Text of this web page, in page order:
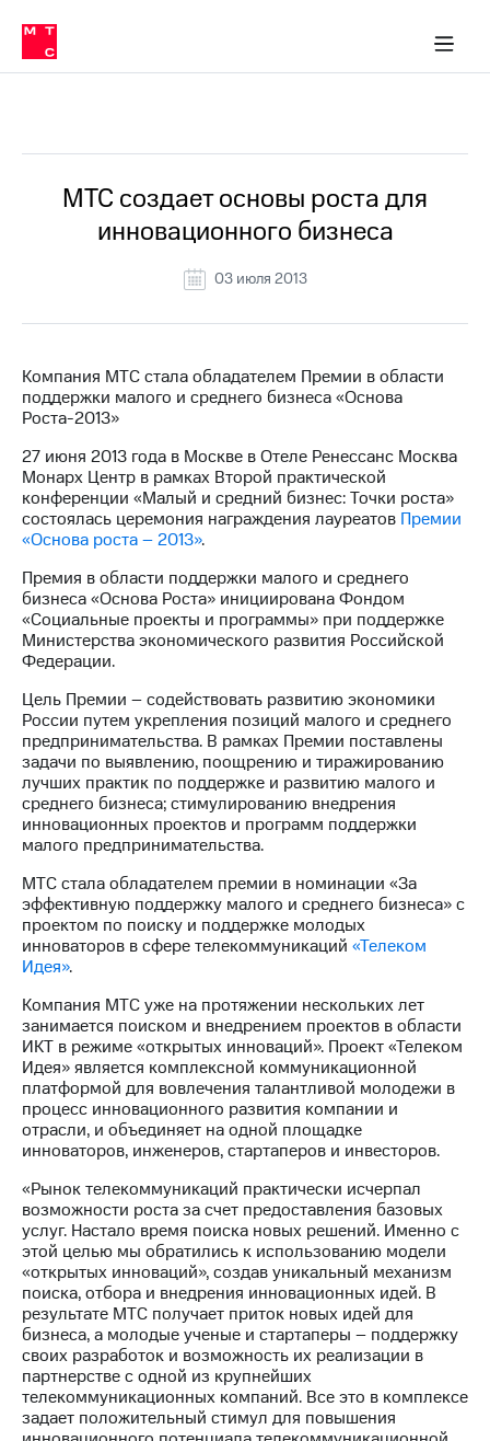
Медиа-центр
и акционерам
Устойчивое развитие
Комплаенс и деловая этика
компании
Карьера
История
компании
Руководство
Контакты
Пресс-
релизы
МТС
о технологиях
Достижения
Интервью
Финансовая
отчетность
Контакты
Пригласить
спикера
и акционерам
Корпоративное
управление
Корпоративный
секретарь
Информация
акционерам
Документы
ПАО
"МТС"
Собрания
акционеров
Личный
акционера
Акционерный
капитал
Контроль
и
аудит
Рынок
акций
Описание
Программа
приобретения
в МТС
Пресс-
релизы
о технологиях
МТС создает основы роста для
инновационного бизнеса
03 июля 2013
Компания МТС стала обладателем Премии в области
поддержки малого и среднего бизнеса «Основа
Роста-2013»
27 июня 2013 года в Москве в Отеле Ренессанс Москва
Монарх Центр в рамках Второй практической
конференции «Малый и средний бизнес: Точки роста»
состоялась церемония награждения лауреатов Премии
«Основа роста – 2013».
Премия в области поддержки малого и среднего
бизнеса «Основа Роста» инициирована Фондом
«Социальные проекты и программы» при поддержке
Министерства экономического развития Российской
Федерации.
Цель Премии – содействовать развитию экономики
России путем укрепления позиций малого и среднего
предпринимательства. В рамках Премии поставлены
задачи по выявлению, поощрению и тиражированию
лучших практик по поддержке и развитию малого и
среднего бизнеса; стимулированию внедрения
инновационных проектов и программ поддержки
малого предпринимательства.
МТС стала обладателем премии в номинации «За
эффективную поддержку малого и среднего бизнеса» с
проектом по поиску и поддержке молодых
инноваторов в сфере телекоммуникаций «Телеком
Идея».
Компания МТС уже на протяжении нескольких лет
занимается поиском и внедрением проектов в области
ИКТ в режиме «открытых инноваций». Проект «Телеком
Идея» является комплексной коммуникационной
платформой для вовлечения талантливой молодежи в
процесс инновационного развития компании и
отрасли, и объединяет на одной площадке
инноваторов, инженеров, стартаперов и инвесторов.
«Рынок телекоммуникаций практически исчерпал
возможности роста за счет предоставления базовых
услуг. Настало время поиска новых решений. Именно с
этой целью мы обратились к использованию модели
«открытых инноваций», создав уникальный механизм
поиска, отбора и внедрения инновационных идей. В
результате МТС получает приток новых идей для
бизнеса, а молодые ученые и стартаперы – поддержку
своих разработок и возможность их реализации в
партнерстве с одной из крупнейших
телекоммуникационных компаний. Все это в комплексе
задает положительный стимул для повышения